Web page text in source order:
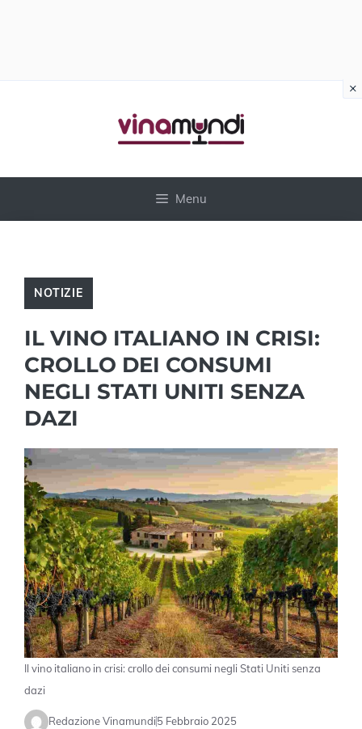
Menu
NOTIZIE
IL VINO ITALIANO IN CRISI:
CROLLO DEI CONSUMI
NEGLI STATI UNITI SENZA
DAZI
Il vino italiano in crisi: crollo dei consumi negli Stati Uniti senza
dazi
Redazione Vinamundi5 Febbraio 2025
×